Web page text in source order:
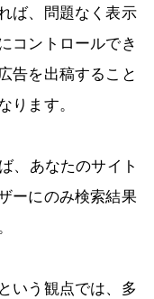
ば、問題なく表示
コントロールでき
告を出稿すること
ります。
、あなたのサイト
ーにのみ検索結果
いう観点では、多